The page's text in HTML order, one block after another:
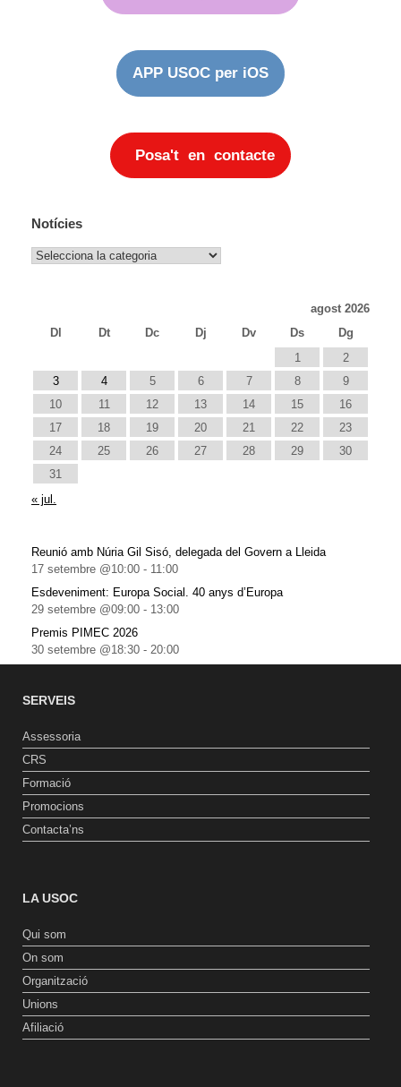
APP USOC per iOS
Posa't en contacte
Notícies
Notícies
agost 2026
Dl
Dt Dc Dj Dv Ds
Dg
1
2
3
4 5 6 7 8
9
10
11 12 13 14 15
16
17
18 19 20 21 22
23
24
25 26 27 28 29
30
31
« jul.
Reunió amb Núria Gil Sisó, delegada del Govern a Lleida
17 setembre @10:00 - 11:00
Esdeveniment: Europa Social. 40 anys d’Europa
29 setembre @09:00 - 13:00
Premis PIMEC 2026
30 setembre @18:30 - 20:00
SERVEIS
Assessoria
CRS
Formació
Promocions
Contacta’ns
LA USOC
Qui som
On som
Organització
Unions
Afiliació